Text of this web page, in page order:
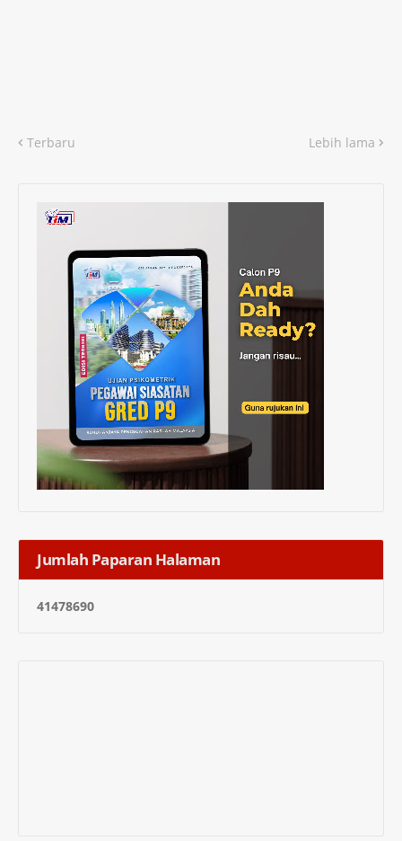
Terbaru Lebih lama
Jumlah Paparan Halaman
41478690